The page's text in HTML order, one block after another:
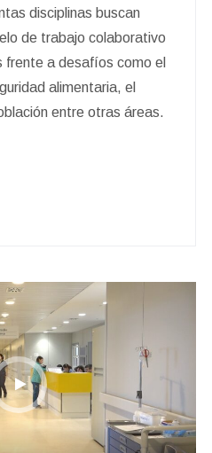
disciplinas buscan
de trabajo colaborativo
frente a desafíos como el
alimentaria, el
entre otras áreas.